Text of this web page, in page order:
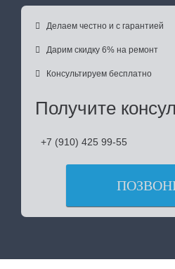
 Делаем честно и с гарантией
 Дарим скидку 6% на ремонт
 Консультируем бесплатно
Получите
+7 (910) 425 99-55